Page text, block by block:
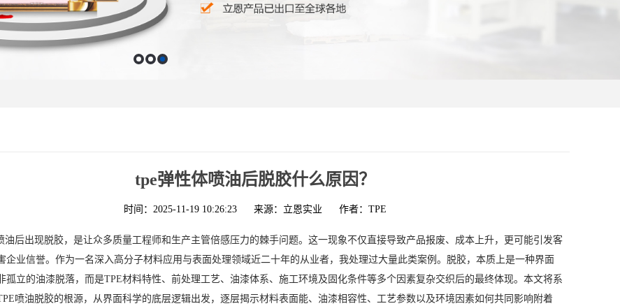
tpe弹性体喷油后脱胶什么原因？
时间：2025-11-19 10:26:23 来源：立恩实业 作者：TPE
油后出现脱胶，是让众多质量工程师和生产主管倍感压力的棘手问题。这一现象不仅直接导致产品报废、成本上升，更可能引发客
企业信誉。作为一名深入高分子材料应用与表面处理领域近二十年的从业者，我处理过大量此类案例。脱胶，本质上是一种界面
孤立的油漆脱落，而是TPE材料特性、前处理工艺、油漆体系、施工环境及固化条件等多个因素复杂交织后的最终体现。本文将系
喷油脱胶的根源，从界面科学的底层逻辑出发，逐层揭示材料表面能、油漆相容性、工艺参数以及环境因素如何共同影响附着